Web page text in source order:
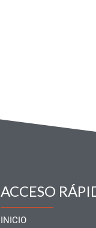
ACCESO
INICIO